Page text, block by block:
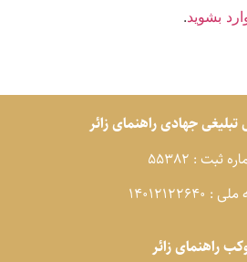
بشوید.
جهادی راهنمای زائر
: 55382
راهنمای زائر